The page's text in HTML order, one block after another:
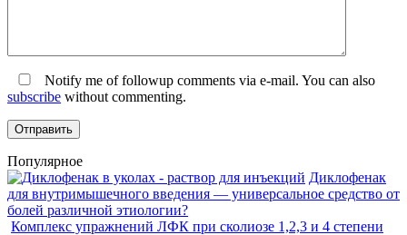
Notify me of followup comments via e-mail. You can also
subscribe without commenting.
Популярное
Диклофенак
для внутримышечного введения — универсальное средство от
болей различной этиологии?
Комплекс упражнений ЛФК при сколиозе 1,2,3 и 4 степени